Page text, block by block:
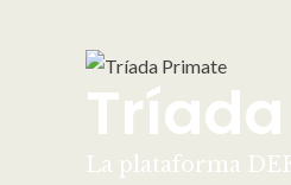
La plataforma